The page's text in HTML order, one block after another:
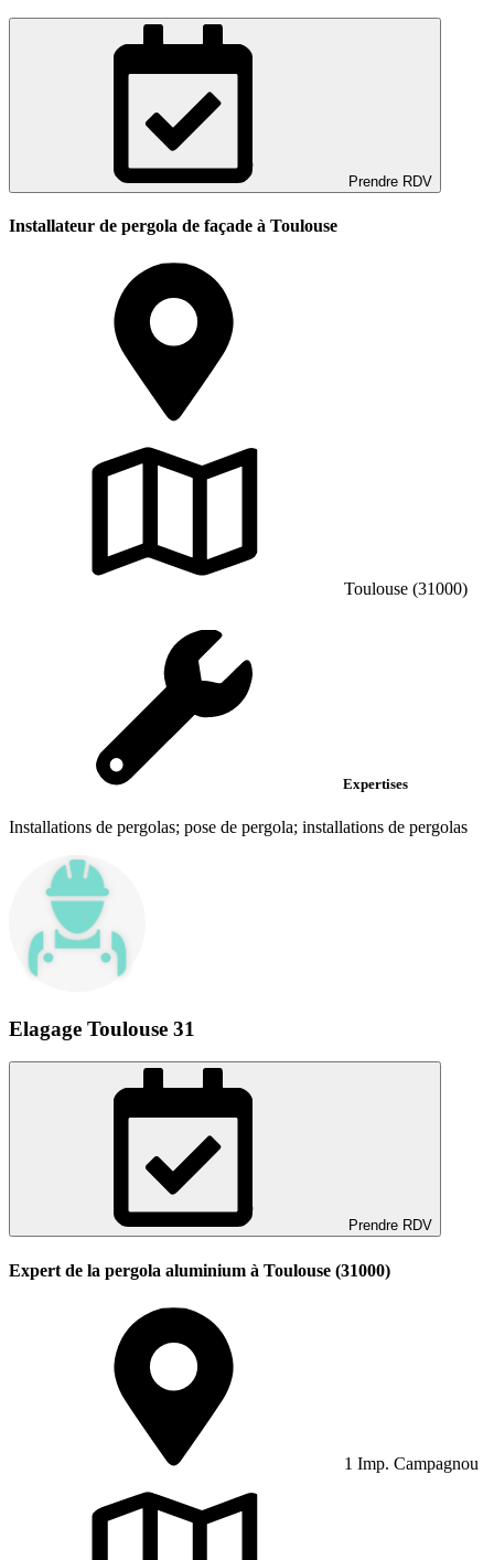
Prendre RDV
Installateur de pergola de façade à Toulouse
Toulouse (31000)
Expertises
Installations de pergolas; pose de pergola; installations de pergolas
Elagage Toulouse 31
Prendre RDV
Expert de la pergola aluminium à Toulouse (31000)
1 Imp. Campagnou